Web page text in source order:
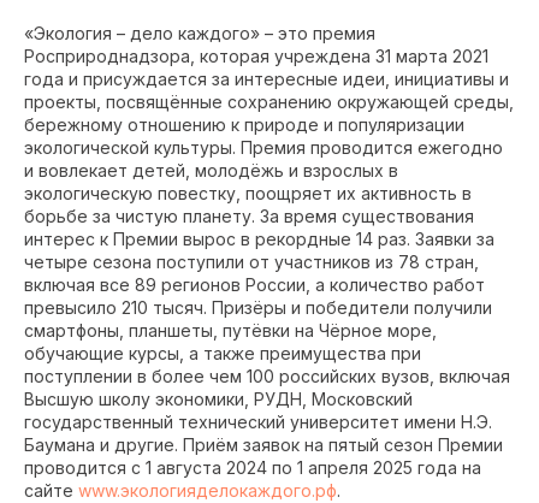
«Экология – дело каждого» – это премия
Росприроднадзора, которая учреждена 31 марта 2021
года и присуждается за интересные идеи, инициативы и
проекты, посвящённые сохранению окружающей среды,
бережному отношению к природе и популяризации
экологической культуры. Премия проводится ежегодно
и вовлекает детей, молодёжь и взрослых в
экологическую повестку, поощряет их активность в
борьбе за чистую планету. За время существования
интерес к Премии вырос в рекордные 14 раз. Заявки за
четыре сезона поступили от участников из 78 стран,
включая все 89 регионов России, а количество работ
превысило 210 тысяч. Призёры и победители получили
смартфоны, планшеты, путёвки на Чёрное море,
обучающие курсы, а также преимущества при
поступлении в более чем 100 российских вузов, включая
Высшую школу экономики, РУДН, Московский
государственный технический университет имени Н.Э.
Баумана и другие. Приём заявок на пятый сезон Премии
проводится с 1 августа 2024 по 1 апреля 2025 года на
сайте www.экологияделокаждого.рф.